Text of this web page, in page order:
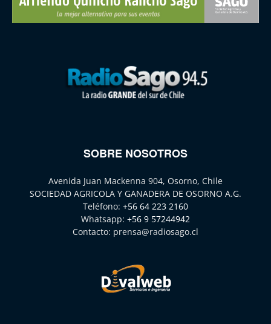
SOBRE NOSOTROS
Avenida Juan Mackenna 904, Osorno, Chile
SOCIEDAD AGRICOLA Y GANADERA DE OSORNO A.G.
Teléfono: +56 64 223 2160
Whatsapp: +56 9 57244942
Contacto: prensa@radiosago.cl